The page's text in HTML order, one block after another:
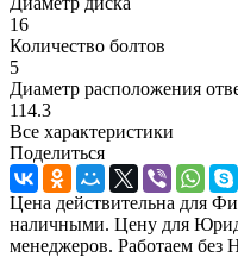
16
Количество болтов
5
Диаметр расположения
114.3
Все характеристики
Поделиться
Цена действительна для
наличными. Цену для
менеджеров. Работаем без